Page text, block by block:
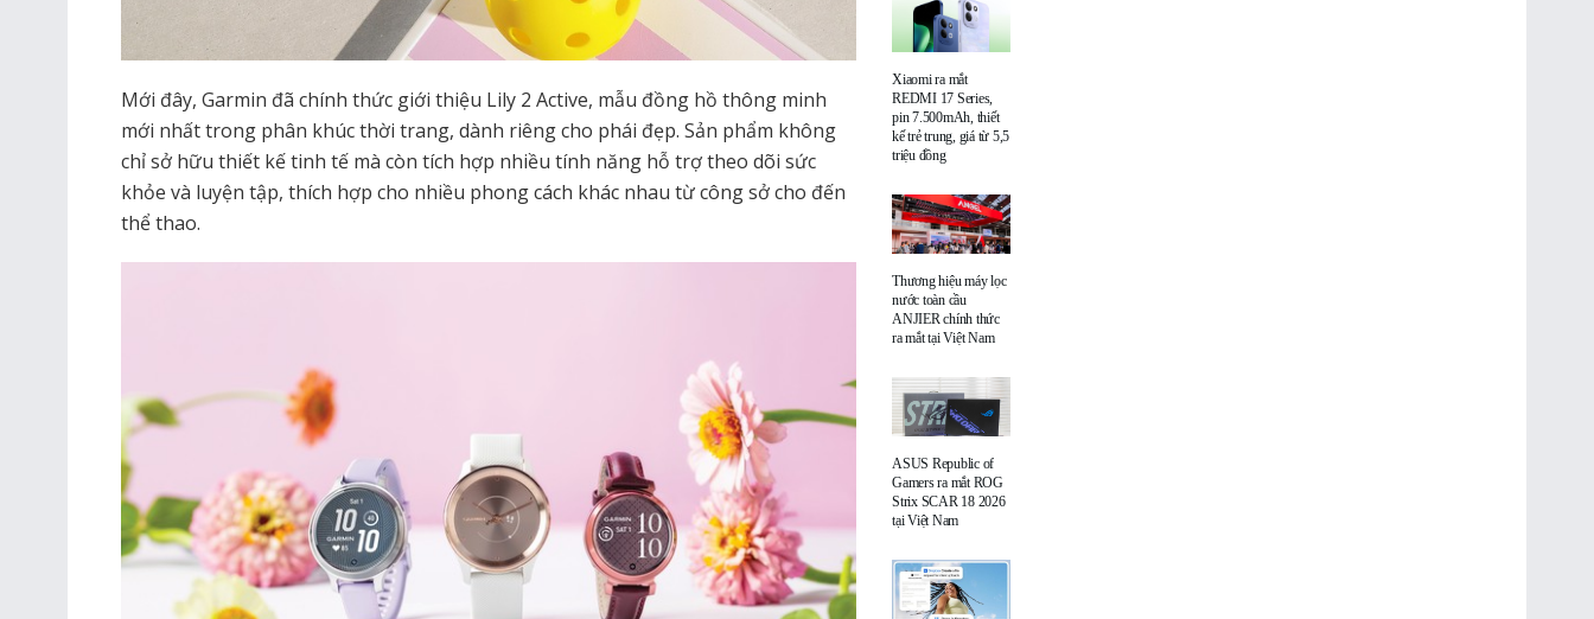
Mới đây, Garmin đã chính thức giới thiệu Lily 2 Active, mẫu đồng hồ thông minh
mới nhất trong phân khúc thời trang, dành riêng cho phái đẹp. Sản phẩm không
chỉ sở hữu thiết kế tinh tế mà còn tích hợp nhiều tính năng hỗ trợ theo dõi sức
khỏe và luyện tập, thích hợp cho nhiều phong cách khác nhau từ công sở cho đến
thể thao.
Xiaomi ra mắt
REDMI 17 Series,
pin 7.500mAh, thiết
kế trẻ trung, giá từ 5,5
triệu đồng
Thương hiệu máy lọc
nước toàn cầu
ANJIER chính thức
ra mắt tại Việt Nam
ASUS Republic of
Gamers ra mắt ROG
Strix SCAR 18 2026
tại Việt Nam